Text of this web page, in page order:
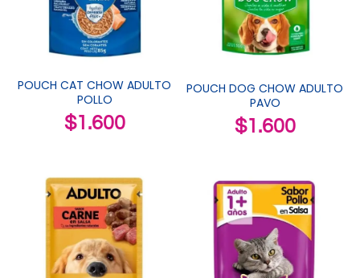
POUCH CAT CHOW ADULTO
POLLO
$1.600
POUCH DOG CHOW ADULTO
PAVO
$1.600